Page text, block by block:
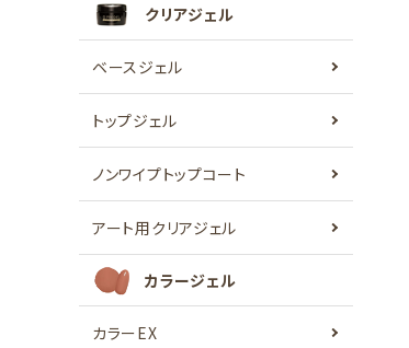
クリアジェル
ベースジェル
トップジェル
ノンワイプトップコート
アート用クリアジェル
カラージェル
カラーEX